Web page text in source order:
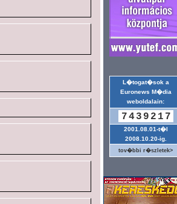
L�togat�sok a
Euronews M�dia
weboldalain:
7439217
2001.08.01-t�l
2008.10.20-ig.
tov�bbi r�szletek>